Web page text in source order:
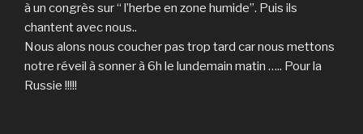
à un congrès sur “ l’herbe en zone humide”. Puis ils
chantent avec nous..
Nous alons nous coucher pas trop tard car nous mettons
notre réveil à sonner à 6h le lundemain matin ….. Pour la
Russie !!!!!